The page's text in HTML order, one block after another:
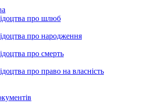
про шлюб
про народження
про смерть
про право на власність